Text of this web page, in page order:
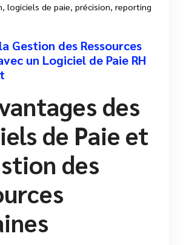
logiciels de paie précision reporting
Gestion des Ressources
un Logiciel de Paie RH
des
de Paie et
des